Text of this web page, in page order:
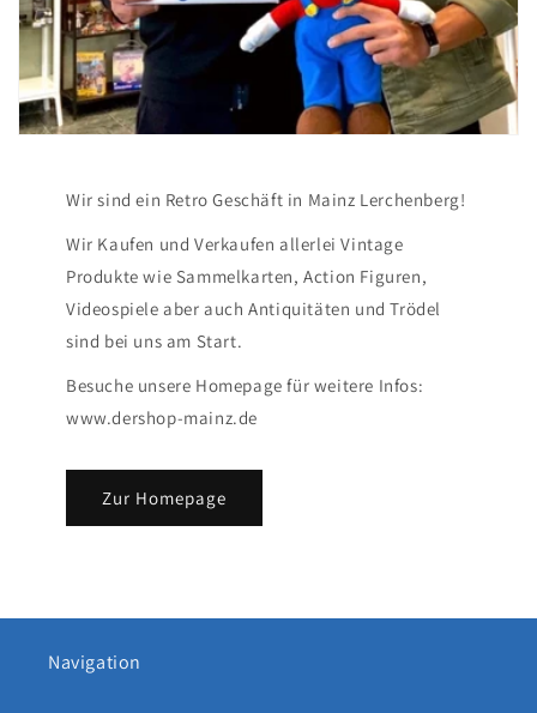
Wir sind ein Retro Geschäft in Mainz Lerchenberg!
Wir Kaufen und Verkaufen allerlei Vintage
Produkte wie Sammelkarten, Action Figuren,
Videospiele aber auch Antiquitäten und Trödel
sind bei uns am Start.
Besuche unsere Homepage für weitere Infos:
www.dershop-mainz.de
Zur Homepage
Navigation